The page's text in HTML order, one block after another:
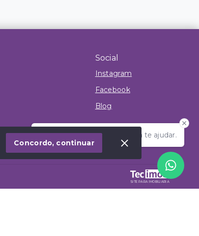
Olá! Estamos disponíveis para te ajudar.
Social
Instagram
Facebook
Blog
SITE PARA IMOBILIARIA
Concordo, continuar